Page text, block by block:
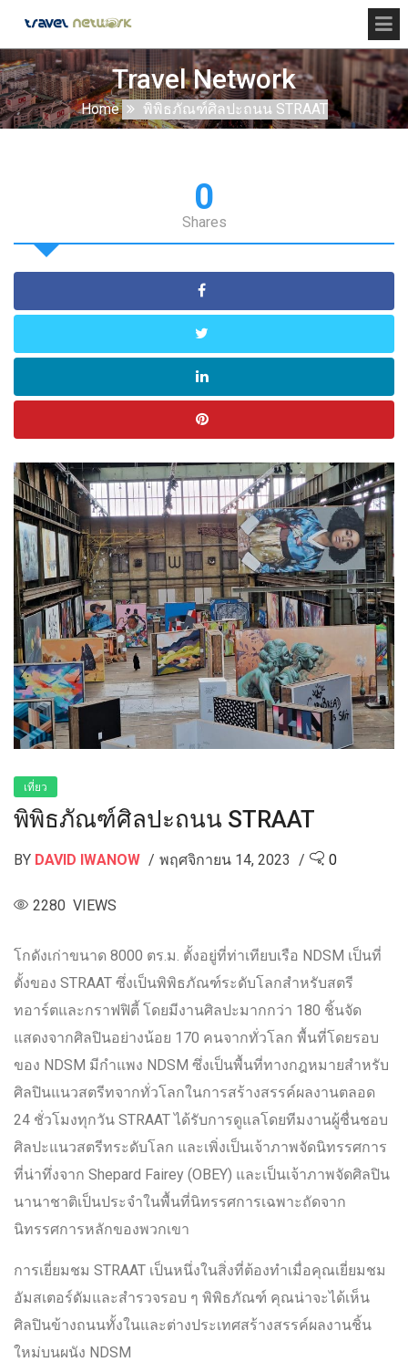
Travel Network
Home พิพิธภัณฑ์ศิลปะถนน STRAAT
0
Shares
เที่ยว
พิพิธภัณฑ์ศิลปะถนน STRAAT
BY DAVID IWANOW พฤศจิกายน 14, 2023 0
2280 VIEWS
โกดังเก่าขนาด 8000 ตร.ม. ตั้งอยู่ที่ท่าเทียบเรือ NDSM เป็นที่
ตั้งของ STRAAT ซึ่งเป็นพิพิธภัณฑ์ระดับโลกสำหรับสตรี
ทอาร์ตและกราฟฟิตี้ โดยมีงานศิลปะมากกว่า 180 ชิ้นจัด
แสดงจากศิลปินอย่างน้อย 170 คนจากทั่วโลก พื้นที่โดยรอบ
ของ NDSM มีกำแพง NDSM ซึ่งเป็นพื้นที่ทางกฎหมายสำหรับ
ศิลปินแนวสตรีทจากทั่วโลกในการสร้างสรรค์ผลงานตลอด
24 ชั่วโมงทุกวัน STRAAT ได้รับการดูแลโดยทีมงานผู้ชื่นชอบ
ศิลปะแนวสตรีทระดับโลก และเพิ่งเป็นเจ้าภาพจัดนิทรรศการ
ที่น่าทึ่งจาก Shepard Fairey (OBEY) และเป็นเจ้าภาพจัดศิลปิน
นานาชาติเป็นประจำในพื้นที่นิทรรศการเฉพาะถัดจาก
นิทรรศการหลักของพวกเขา
การเยี่ยมชม STRAAT เป็นหนึ่งในสิ่งที่ต้องทำเมื่อคุณเยี่ยมชม
อัมสเตอร์ดัมและสำรวจรอบ ๆ พิพิธภัณฑ์ คุณน่าจะได้เห็น
ศิลปินข้างถนนทั้งในและต่างประเทศสร้างสรรค์ผลงานชิ้น
ใหม่บนผนัง NDSM